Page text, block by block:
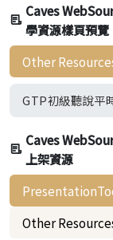
Caves
學資源樣頁預覽
Other
GTP初級聽說平
Caves
上架資源
Other